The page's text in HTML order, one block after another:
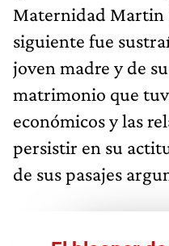
Maternidad Martin
siguiente fue
joven madre y de
matrimonio que
económicos y las
persistir en su
de sus pasajes